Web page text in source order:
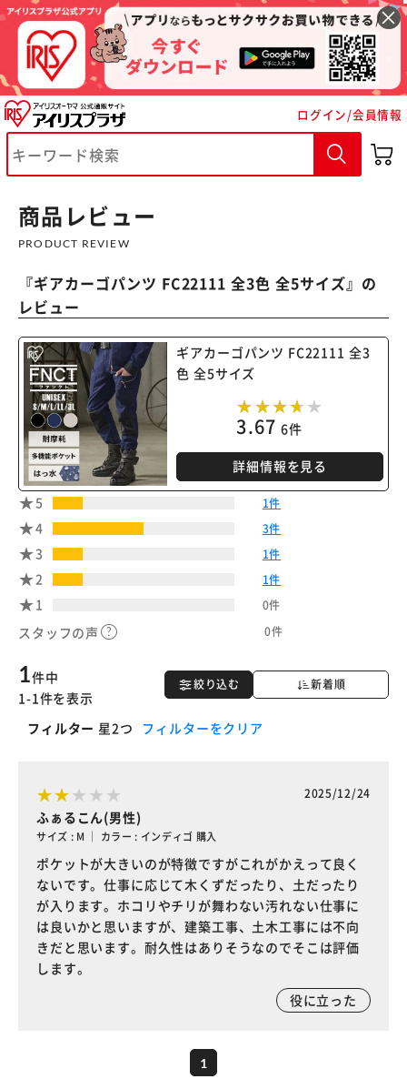
ログイン/会員情報
商品レビュー
PRODUCT REVIEW
『ギアカーゴパンツ FC22111 全3色 全5サイズ』の
レビュー
ギアカーゴパンツ FC22111 全3
色 全5サイズ
3.67 6件
詳細情報を見る
5 1件
4 3件
3 1件
2 1件
1 0件
スタッフの声 0件
絞り込む 新着順
1件中
1-1件を表示
フィルター 星2つ フィルターをクリア
2025/12/24
ふぁるこん(男性)
サイズ : M ｜ カラー : インディゴ 購入
ポケットが大きいのが特徴ですがこれがかえって良く
ないです。仕事に応じて木くずだったり、土だったり
が入ります。ホコリやチリが舞わない汚れない仕事に
は良いかと思いますが、建築工事、土木工事には不向
きだと思います。耐久性はありそうなのでそこは評価
します。
役に立った
1
※ご確認ください
カートに入れる 購入手続きへ